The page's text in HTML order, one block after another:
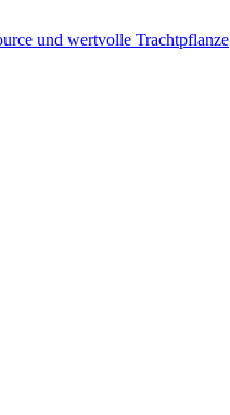
und wertvolle Trachtpflanze